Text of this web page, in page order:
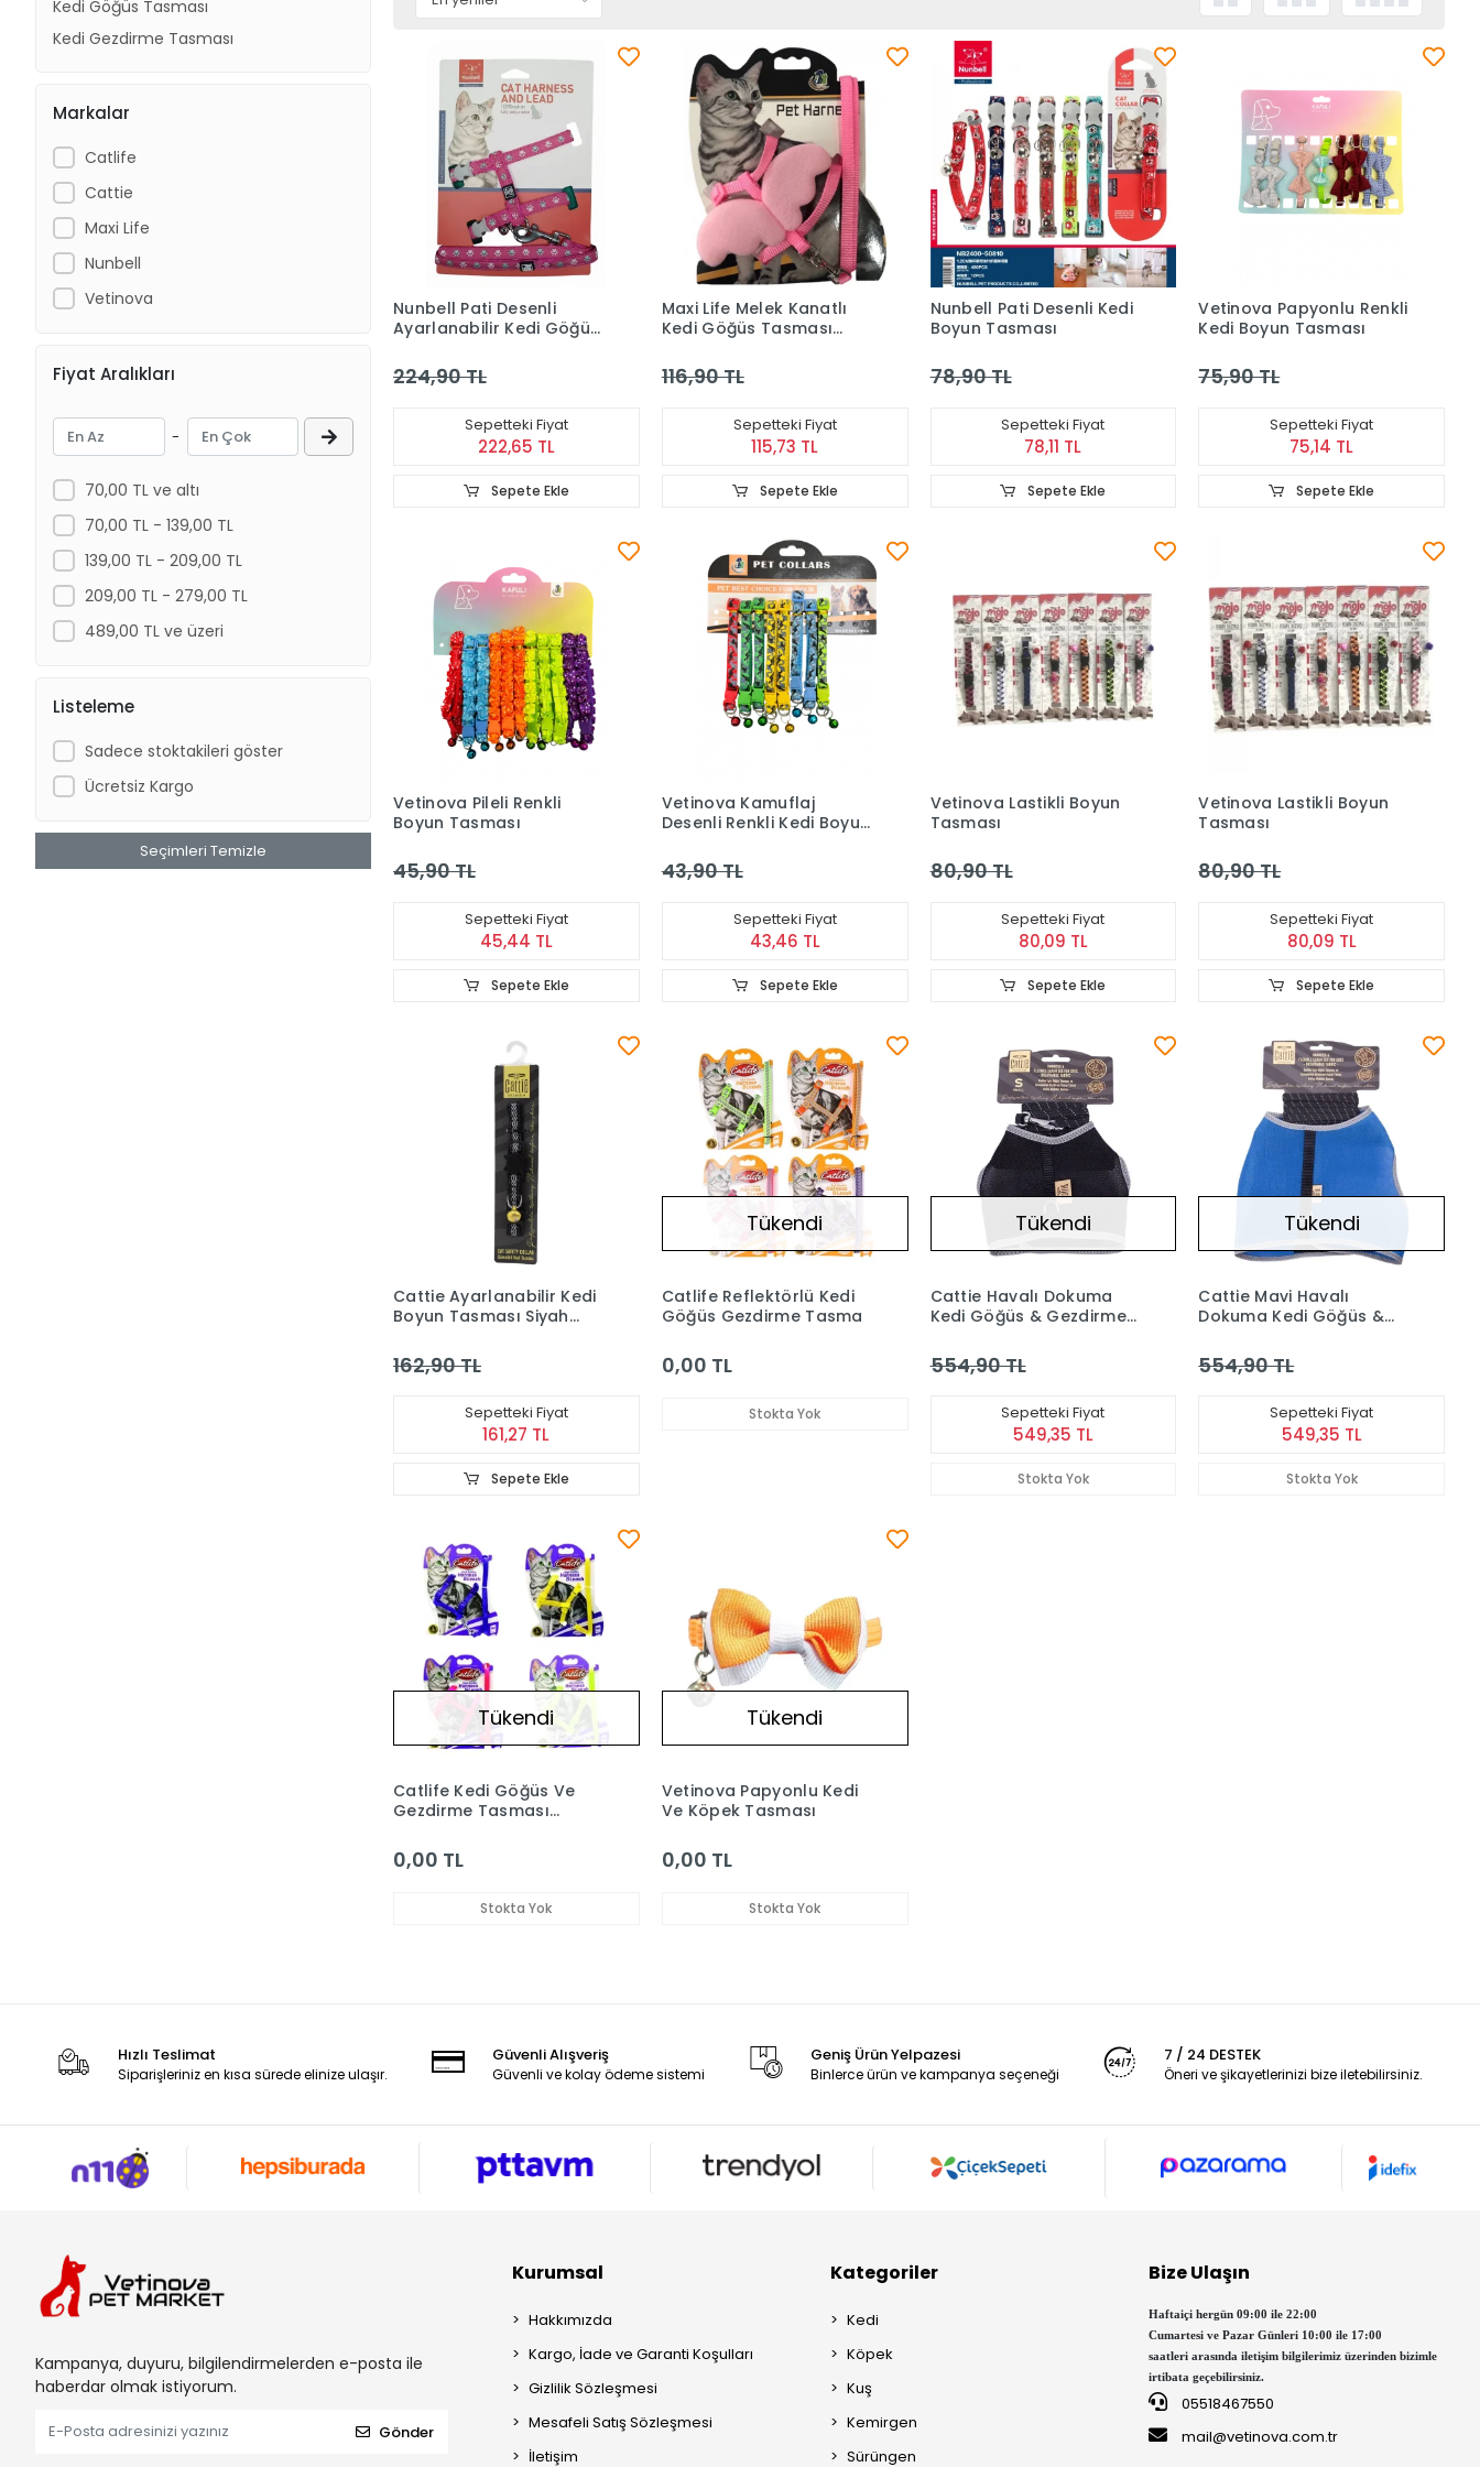
Kedi Göğüs Tasması
Kedi Gezdirme Tasması
Markalar
Catlife
Cattie
Maxi Life
Nunbell
Vetinova
Fiyat Aralıkları
-
70,00 TL ve altı
70,00 TL - 139,00 TL
139,00 TL - 209,00 TL
209,00 TL - 279,00 TL
489,00 TL ve üzeri
Listeleme
Sadece stoktakileri göster
Ücretsiz Kargo
Seçimleri Temizle
Nunbell Pati Desenli
Ayarlanabilir Kedi Göğüs
224,90 TL
Sepetteki Fiyat
222,65 TL
Sepete Ekle
Maxi Life Melek Kanatlı
Kedi Göğüs Tasması
116,90 TL
Sepetteki Fiyat
115,73 TL
Sepete Ekle
Nunbell Pati Desenli Kedi
Boyun Tasması
78,90 TL
Sepetteki Fiyat
78,11 TL
Sepete Ekle
Vetinova Papyonlu Renkli
Kedi Boyun Tasması
75,90 TL
Sepetteki Fiyat
75,14 TL
Sepete Ekle
Vetinova Pileli Renkli
Boyun Tasması
45,90 TL
Sepetteki Fiyat
45,44 TL
Sepete Ekle
Vetinova Kamuflaj
Desenli Renkli Kedi Boyun
43,90 TL
Sepetteki Fiyat
43,46 TL
Sepete Ekle
Vetinova Lastikli Boyun
Tasması
80,90 TL
Sepetteki Fiyat
80,09 TL
Sepete Ekle
Vetinova Lastikli Boyun
Tasması
80,90 TL
Sepetteki Fiyat
80,09 TL
Sepete Ekle
Cattie Ayarlanabilir Kedi
Boyun Tasması Siyah
162,90 TL
Sepetteki Fiyat
161,27 TL
Sepete Ekle
Tükendi
Catlife Reflektörlü Kedi
Göğüs Gezdirme Tasma
0,00 TL
Stokta Yok
Tükendi
Cattie Havalı Dokuma
Kedi Göğüs & Gezdirme
554,90 TL
Sepetteki Fiyat
549,35 TL
Stokta Yok
Tükendi
Cattie Mavi Havalı
Dokuma Kedi Göğüs &
Cm
554,90 TL
Sepetteki Fiyat
549,35 TL
Stokta Yok
Tükendi
Catlife Kedi Göğüs Ve
Gezdirme Tasması
0,00 TL
Stokta Yok
Tükendi
Vetinova Papyonlu Kedi
Ve Köpek Tasması
0,00 TL
Stokta Yok
Hızlı Teslimat
Siparişleriniz en kısa sürede elinize ulaşır.
Güvenli Alışveriş
Güvenli ve kolay ödeme sistemi
Geniş Ürün Yelpazesi
Binlerce ürün ve kampanya seçeneği
7 / 24 DESTEK
Öneri ve şikayetlerinizi bize iletebilirsiniz.
Kampanya, duyuru, bilgilendirmelerden e-posta ile
haberdar olmak istiyorum.
Gönder
Kurumsal
Hakkımızda
Kargo, İade ve Garanti Koşulları
Gizlilik Sözleşmesi
Mesafeli Satış Sözleşmesi
İletişim
Kategoriler
Kedi
Köpek
Kuş
Kemirgen
Sürüngen
Bize Ulaşın
Haftaiçi hergün 09:00 ile 22:00
Cumartesi ve Pazar Günleri 10:00 ile 17:00
saatleri arasında iletişim bilgilerimiz üzerinden bizimle
irtibata geçebilirsiniz.
05518467550
mail@vetinova.com.tr